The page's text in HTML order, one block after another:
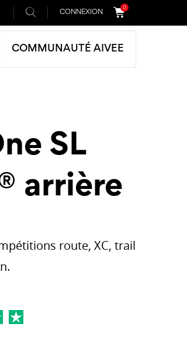
CONNEXION
0
COMMUNAUTÉ AIVEE
SL
arrière
route, XC, trail